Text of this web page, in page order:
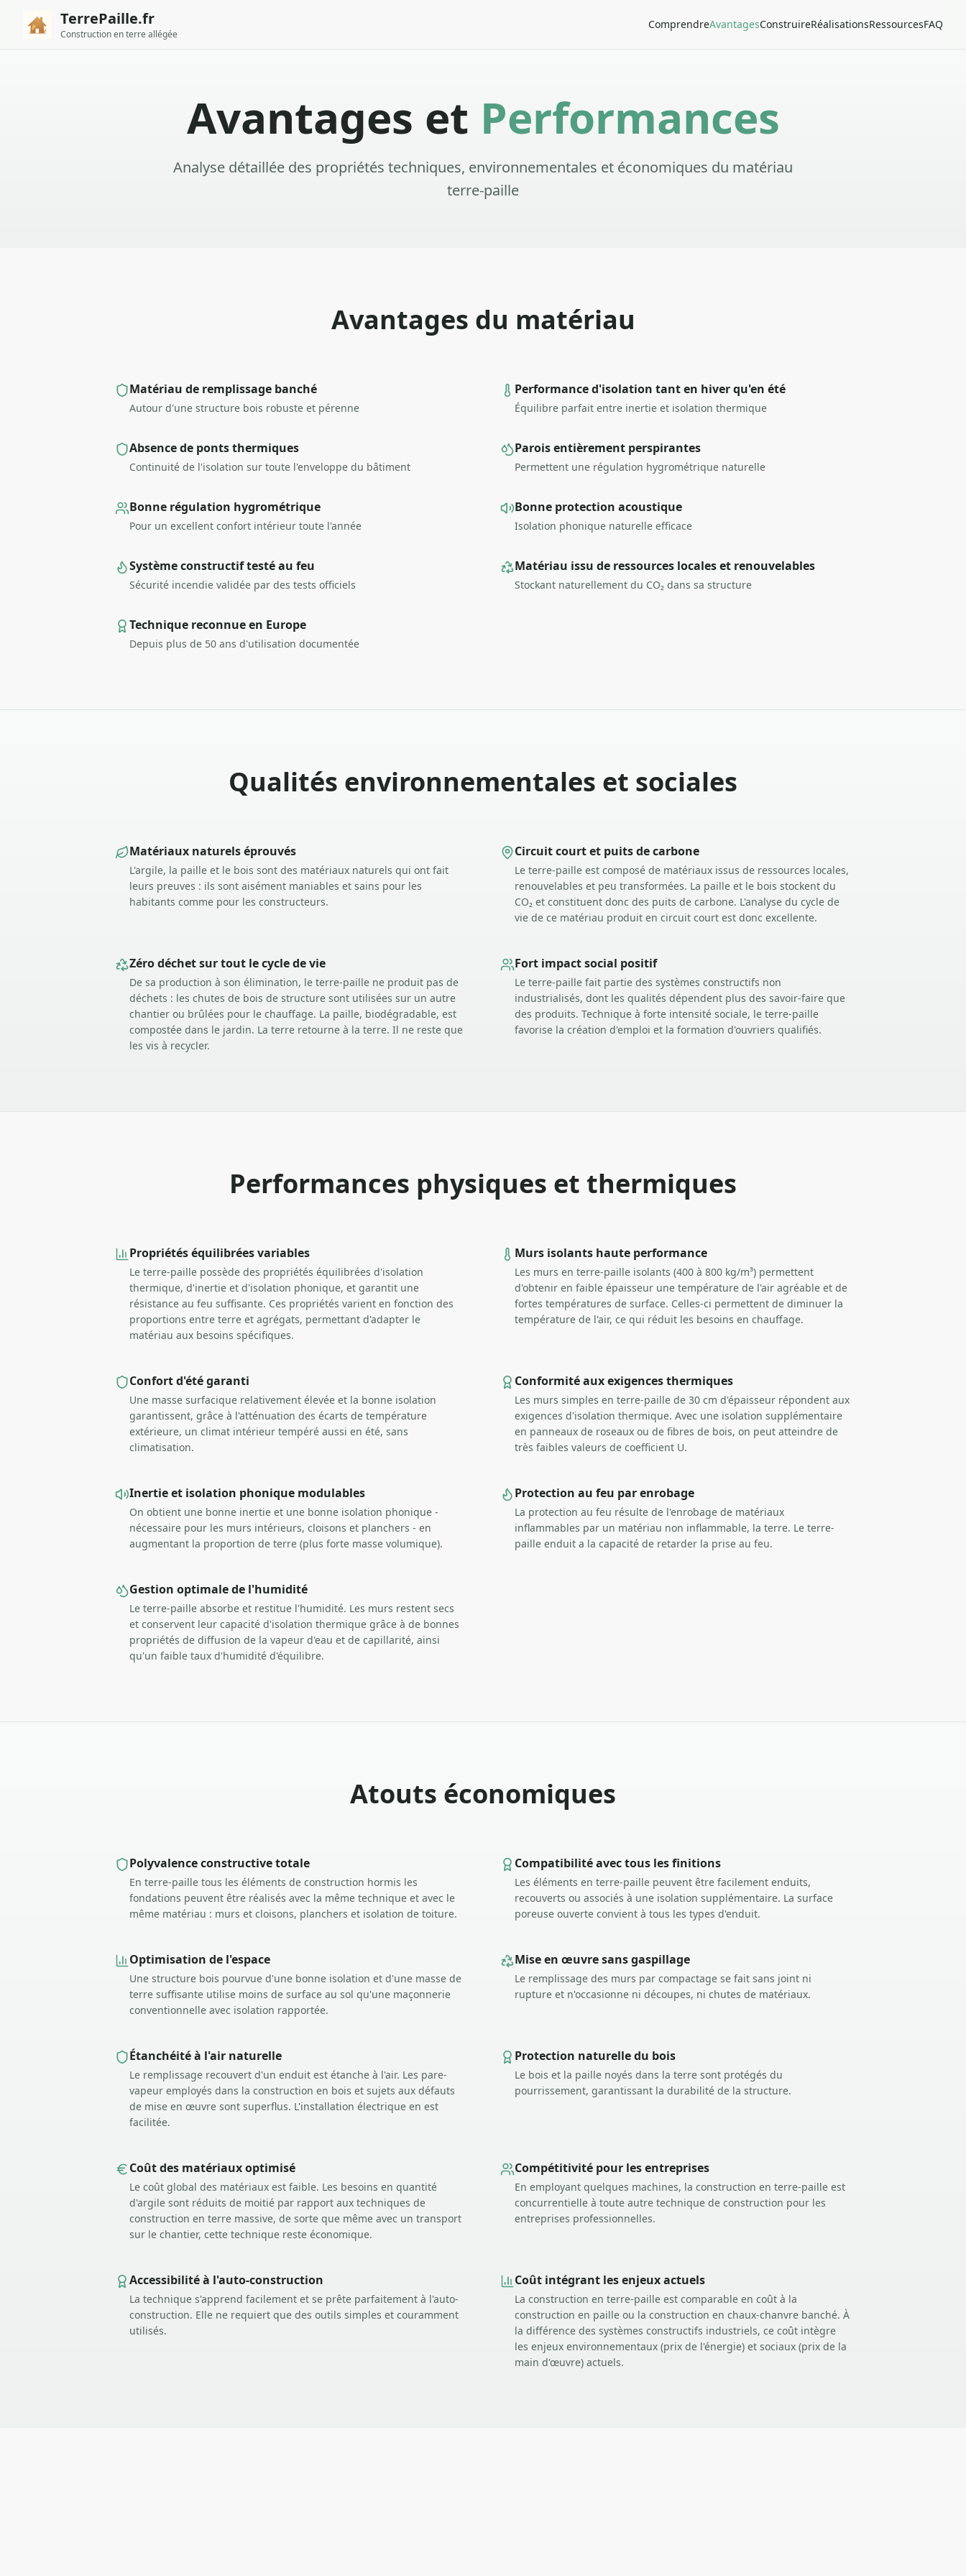
TerrePaille.fr
Construction en terre allégée
ComprendreAvantagesConstruireRéalisationsRessourcesFAQ
Avantages et Performances
Analyse détaillée des propriétés techniques, environnementales et économiques du matériau
terre-paille
Avantages du matériau
Matériau de remplissage banché
Autour d'une structure bois robuste et pérenne
Performance d'isolation tant en hiver qu'en été
Équilibre parfait entre inertie et isolation thermique
Absence de ponts thermiques
Continuité de l'isolation sur toute l'enveloppe du bâtiment
Parois entièrement perspirantes
Permettent une régulation hygrométrique naturelle
Bonne régulation hygrométrique
Pour un excellent confort intérieur toute l'année
Bonne protection acoustique
Isolation phonique naturelle efficace
Système constructif testé au feu
Sécurité incendie validée par des tests officiels
Matériau issu de ressources locales et renouvelables
Stockant naturellement du CO₂ dans sa structure
Technique reconnue en Europe
Depuis plus de 50 ans d'utilisation documentée
Qualités environnementales et sociales
Matériaux naturels éprouvés
L'argile, la paille et le bois sont des matériaux naturels qui ont fait
leurs preuves : ils sont aisément maniables et sains pour les
habitants comme pour les constructeurs.
Circuit court et puits de carbone
Le terre-paille est composé de matériaux issus de ressources locales,
renouvelables et peu transformées. La paille et le bois stockent du
CO₂ et constituent donc des puits de carbone. L'analyse du cycle de
vie de ce matériau produit en circuit court est donc excellente.
Zéro déchet sur tout le cycle de vie
De sa production à son élimination, le terre-paille ne produit pas de
déchets : les chutes de bois de structure sont utilisées sur un autre
chantier ou brûlées pour le chauffage. La paille, biodégradable, est
compostée dans le jardin. La terre retourne à la terre. Il ne reste que
les vis à recycler.
Fort impact social positif
Le terre-paille fait partie des systèmes constructifs non
industrialisés, dont les qualités dépendent plus des savoir-faire que
des produits. Technique à forte intensité sociale, le terre-paille
favorise la création d'emploi et la formation d'ouvriers qualifiés.
Performances physiques et thermiques
Propriétés équilibrées variables
Le terre-paille possède des propriétés équilibrées d'isolation
thermique, d'inertie et d'isolation phonique, et garantit une
résistance au feu suffisante. Ces propriétés varient en fonction des
proportions entre terre et agrégats, permettant d'adapter le
matériau aux besoins spécifiques.
Murs isolants haute performance
Les murs en terre-paille isolants (400 à 800 kg/m³) permettent
d'obtenir en faible épaisseur une température de l'air agréable et de
fortes températures de surface. Celles-ci permettent de diminuer la
température de l'air, ce qui réduit les besoins en chauffage.
Confort d'été garanti
Une masse surfacique relativement élevée et la bonne isolation
garantissent, grâce à l'atténuation des écarts de température
extérieure, un climat intérieur tempéré aussi en été, sans
climatisation.
Conformité aux exigences thermiques
Les murs simples en terre-paille de 30 cm d'épaisseur répondent aux
exigences d'isolation thermique. Avec une isolation supplémentaire
en panneaux de roseaux ou de fibres de bois, on peut atteindre de
très faibles valeurs de coefficient U.
Inertie et isolation phonique modulables
On obtient une bonne inertie et une bonne isolation phonique -
nécessaire pour les murs intérieurs, cloisons et planchers - en
augmentant la proportion de terre (plus forte masse volumique).
Protection au feu par enrobage
La protection au feu résulte de l'enrobage de matériaux
inflammables par un matériau non inflammable, la terre. Le terre-
paille enduit a la capacité de retarder la prise au feu.
Gestion optimale de l'humidité
Le terre-paille absorbe et restitue l'humidité. Les murs restent secs
et conservent leur capacité d'isolation thermique grâce à de bonnes
propriétés de diffusion de la vapeur d'eau et de capillarité, ainsi
qu'un faible taux d'humidité d'équilibre.
Atouts économiques
Polyvalence constructive totale
En terre-paille tous les éléments de construction hormis les
fondations peuvent être réalisés avec la même technique et avec le
même matériau : murs et cloisons, planchers et isolation de toiture.
Compatibilité avec tous les finitions
Les éléments en terre-paille peuvent être facilement enduits,
recouverts ou associés à une isolation supplémentaire. La surface
poreuse ouverte convient à tous les types d'enduit.
Optimisation de l'espace
Une structure bois pourvue d'une bonne isolation et d'une masse de
terre suffisante utilise moins de surface au sol qu'une maçonnerie
conventionnelle avec isolation rapportée.
Mise en œuvre sans gaspillage
Le remplissage des murs par compactage se fait sans joint ni
rupture et n'occasionne ni découpes, ni chutes de matériaux.
Étanchéité à l'air naturelle
Le remplissage recouvert d'un enduit est étanche à l'air. Les pare-
vapeur employés dans la construction en bois et sujets aux défauts
de mise en œuvre sont superflus. L'installation électrique en est
facilitée.
Protection naturelle du bois
Le bois et la paille noyés dans la terre sont protégés du
pourrissement, garantissant la durabilité de la structure.
Coût des matériaux optimisé
Le coût global des matériaux est faible. Les besoins en quantité
d'argile sont réduits de moitié par rapport aux techniques de
construction en terre massive, de sorte que même avec un transport
sur le chantier, cette technique reste économique.
Compétitivité pour les entreprises
En employant quelques machines, la construction en terre-paille est
concurrentielle à toute autre technique de construction pour les
entreprises professionnelles.
Accessibilité à l'auto-construction
La technique s'apprend facilement et se prête parfaitement à l'auto-
construction. Elle ne requiert que des outils simples et couramment
utilisés.
Coût intégrant les enjeux actuels
La construction en terre-paille est comparable en coût à la
construction en paille ou la construction en chaux-chanvre banché. À
la différence des systèmes constructifs industriels, ce coût intègre
les enjeux environnementaux (prix de l'énergie) et sociaux (prix de la
main d'œuvre) actuels.